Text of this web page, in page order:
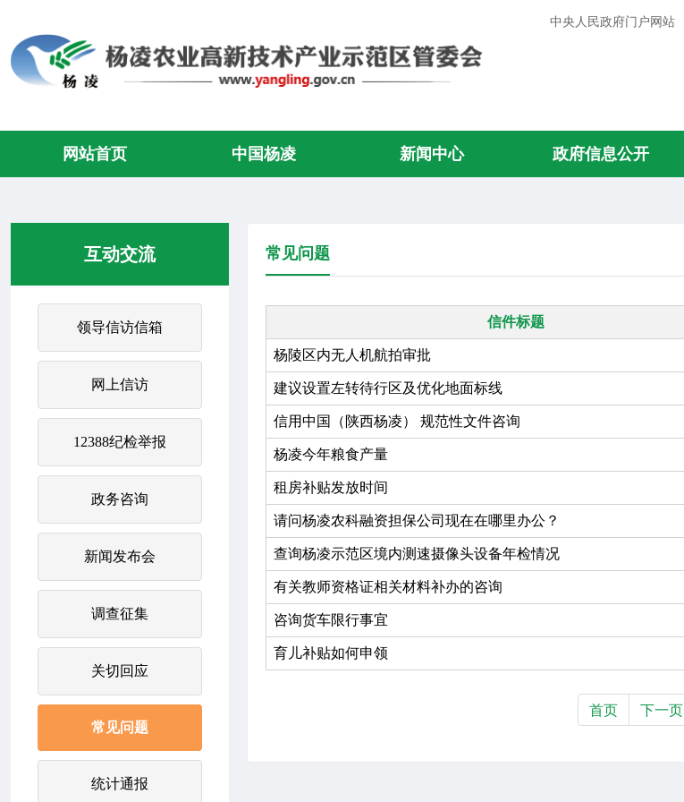
中央人民政府门户网站
网站首页 中国杨凌 新闻中心 政府信息公开
互动交流
领导信访信箱
网上信访
12388纪检举报
政务咨询
新闻发布会
调查征集
关切回应
常见问题
统计通报
常见问题
信件标题
杨陵区内无人机航拍审批
建议设置左转待行区及优化地面标线
信用中国（陕西杨凌） 规范性文件咨询
杨凌今年粮食产量
租房补贴发放时间
请问杨凌农科融资担保公司现在在哪里办公？
查询杨凌示范区境内测速摄像头设备年检情况
有关教师资格证相关材料补办的咨询
咨询货车限行事宜
育儿补贴如何申领
首页 下一页